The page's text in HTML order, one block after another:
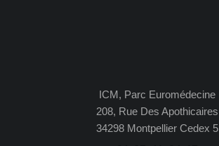
ICM, Parc Euromédecine
208, Rue Des Apothicaires
34298 Montpellier Cedex 5